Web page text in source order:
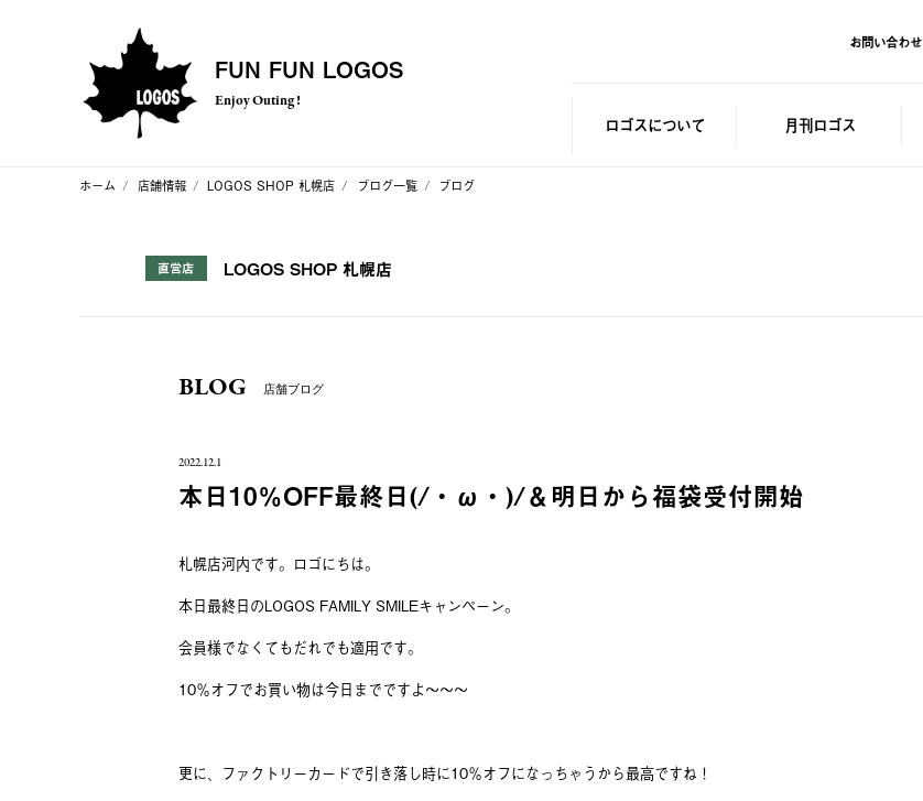
FUN FUN LOGOS
Enjoy Outing !
お問い合わせ
ロゴスについて 月刊ロゴス
ホーム 店舗情報 LOGOS SHOP 札幌店 ブログ一覧 ブログ
直営店 LOGOS SHOP 札幌店
BLOG 店舗ブログ
2022.12.1
本日10％OFF最終日(/・ω・)/＆明日から福袋受付開始
札幌店河内です。ロゴにちは。
本日最終日のLOGOS FAMILY SMILEキャンペーン。
会員様でなくてもだれでも適用です。
10％オフでお買い物は今日までですよ～～～
更に、ファクトリーカードで引き落し時に10％オフになっちゃうから最高ですね！